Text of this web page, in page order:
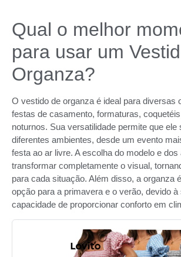
Qual o melhor
para usar um
Organza?
O vestido de organza é ideal para diversas
festas de casamento, formaturas,
noturnos. Sua versatilidade permite que ele
diferentes ambientes, desde um evento
festa ao ar livre. A escolha do modelo e
transformar completamente o visual,
para cada situação. Além disso, a organza
opção para a primavera e o verão, devido
capacidade de proporcionar conforto em